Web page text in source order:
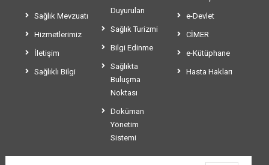
Sağlık Mevzuatı
Hizmetlerimiz
İletişim
Sağlıklı Bilgi
Duyuruları
Sağlık Turizmi
Bilgi Edinme
Sağlıkta
Buluşma
Noktası
Doküman
Yönetim
Sistemi
e-Devlet
CİMER
e-Kütüphane
Hasta Hakları